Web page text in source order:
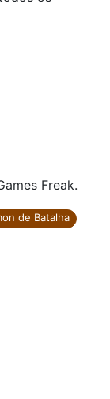
Freak.
de Batalha